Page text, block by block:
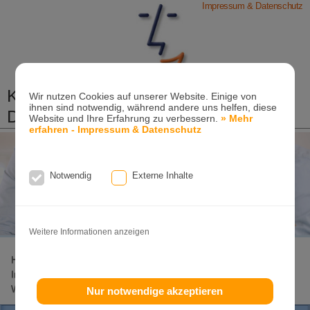
Wir nutzen Cookies auf unserer Website. Einige von
ihnen sind notwendig, während andere uns helfen, diese
Website und Ihre Erfahrung zu verbessern.» Mehr
erfahren - Impressum & Datenschutz
Notwendig Externe Inhalte
Weitere Informationen anzeigen
Nur notwendige akzeptieren
Impressum & Datenschutz
Kieferorthopädische Praxis
Dr. Konik & Kollegen
Zahn- und Kieferregulierungen für Kinder und
Ganzheitliche-Kieferorthopädie
Erwachsenen-Kieferorthopädie
Home
Invisalign-Teen
Weitere Seiten